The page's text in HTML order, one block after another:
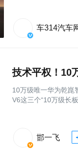
车314汽车
技术平权！10
10万级唯一华为乾崑
V6这三个“10万级长
邯一飞